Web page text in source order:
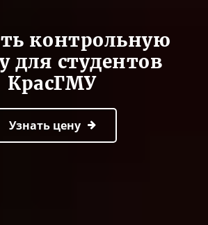
контрольную
для студентов
КрасГМУ
Узнать цену